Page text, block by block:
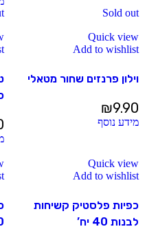
Sold out
Quick view
Add to wishlist
וילון פרנזים שחור מטאלי
₪9.90
מידע נוסף
Quick view
Add to wishlist
כפיות פלסטיק קשיחות
לבנות 40 יח’